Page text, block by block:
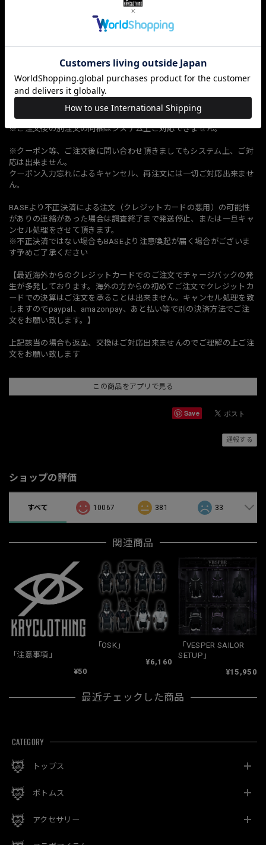
如果您通过 PAYPAL 付款，我们可以运送到您指定的代理商或贸易公
※何度もキャンセル、保管切れ返還、ご注文確定後の変更依頼、業務
に支障が出る問い合わせ、名前や電話番号を変え何点も購入しようと
する等、転売目的と当店が判断した場合、異常な複数ご注文等繰り返
しされるお客様は当店の判断によりキャンセル、場合により今後当店
オンラインショップのご利用を制限させていただきます。
※ご注文後の別注文の同梱はシステム上ご対応できません。
※クーポン等、ご注文後に問い合わせ頂きましてもシステム上、ご対
応は出来ません。
クーポン入力忘れによるキャンセル、再注文には一切ご対応出来ませ
ん。
BASEより不正決済による注文（クレジットカードの悪用）の可能性
がありの連絡があった場合は調査終了まで発送停止、または一旦キャ
ンセル処理をさせて頂きます。
※不正決済ではない場合もBASEより注意喚起が届く場合がございま
す予めご了承ください
【最近海外からのクレジットカードでのご注文でチャージバックの発
生が多発しております。海外の方からの初めてご注文でクレジットカ
ードでの決算はご注文を承ることは出来ません。キャンセル処理を致
しますのでpaypal、amazonpay、あと払い等で別の決済方法でご注
文をお願い致します。】
上記該当の場合も返品、交換はご対応出来ませんのでご理解の上ご注
文をお願い致します
この商品をアプリで見る
Save
通報する
ショップの評価
すべて 10067 381 33
関連商品
「注意事項」
¥50
「OSK」
¥6,160
「VESPER SAILOR
SETUP」
¥15,950
最近チェックした商品
CATEGORY
トップス
ボトムス
アクセサリー